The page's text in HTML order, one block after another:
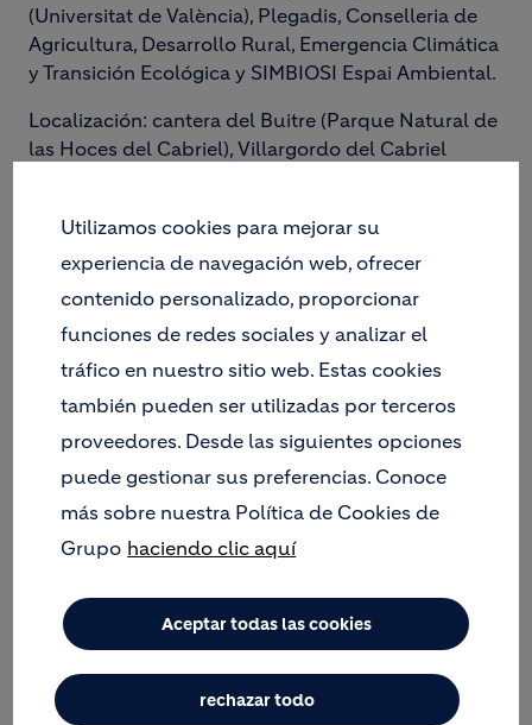
(Universitat de València), Plegadis, Conselleria de
Agricultura, Desarrollo Rural, Emergencia Climática
y Transición Ecológica y SIMBIOSI Espai Ambiental.
Localización: cantera del Buitre (Parque Natural de
las Hoces del Cabriel), Villargordo del Cabriel
El proyecto que estamos llevando a cabo en el
Parque Natural de las Hoces del Cabriel (interior de
Valencia) es muy especial y totalmente innovador
en la restauración de canteras. En este caso, hemos
huido de cualquier método típico de restauración y
Utilizamos cookies para mejorar su
experiencia de navegación web, ofrecer
contenido personalizado, proporcionar
funciones de redes sociales y analizar el
tráfico en nuestro sitio web. Estas cookies
también pueden ser utilizadas por terceros
proveedores. Desde las siguientes opciones
puede gestionar sus preferencias. Conoce
más sobre nuestra Política de Cookies de
Grupo haciendo clic aquí
Aceptar todas las cookies
rechazar todo